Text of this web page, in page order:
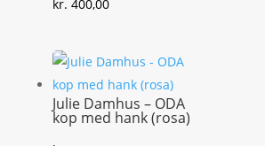
kr. 400,00
Julie Damhus – ODA
kop med hank (rosa)